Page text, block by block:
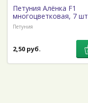
Петуния Алёнка F1
многоцветковая, 7 шт
Петуния
2,50 руб.